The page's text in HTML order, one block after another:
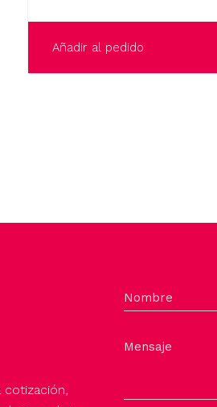
Añadir al pedido
cotización,
Nombre
Mensaje